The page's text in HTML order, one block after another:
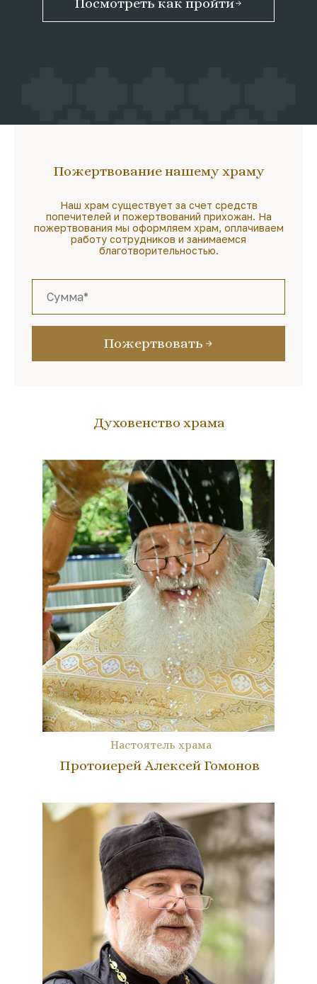
Пожертвование нашему храму
Наш храм существует за счет средств
попечителей и пожертвований прихожан. На
пожертвования мы оформляем храм, оплачиваем
работу сотрудников и занимаемся
благотворительностью.
Пожертвовать
Духовенство храма
Настоятель храма
Протоиерей Алексей Гомонов